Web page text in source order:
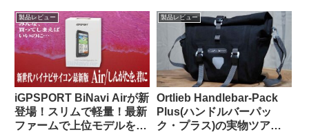
CROCSの快適さに及ばず
【Brompton vs.
Brompnot 最終戦争へ】
製品レビュー
iGPSPORT BiNavi Airが新
登場！スリムで軽量！最新
ファームで上位モデルを下
製品レビュー
Ortlieb Handlebar-Pack
Plus(ハンドルバーパッ
ク・プラス)の実物ツア